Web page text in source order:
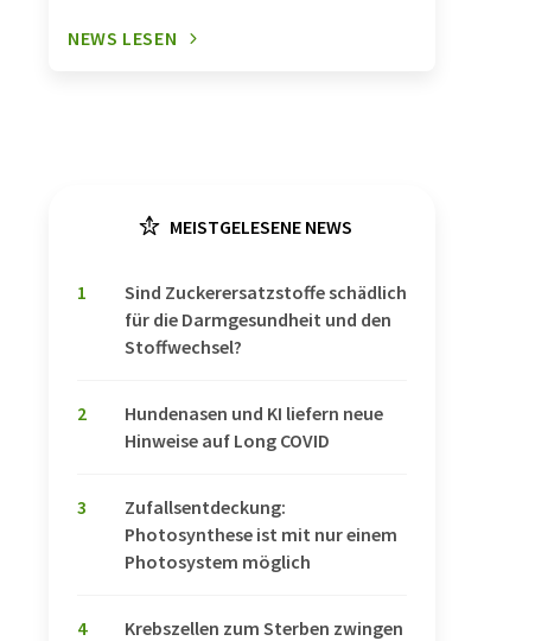
NEWS LESEN
MEISTGELESENE NEWS
1
Sind Zuckerersatzstoffe schädlich
für die Darmgesundheit und den
Stoffwechsel?
2
Hundenasen und KI liefern neue
Hinweise auf Long COVID
3
Zufallsentdeckung:
Photosynthese ist mit nur einem
Photosystem möglich
4
Krebszellen zum Sterben zwingen